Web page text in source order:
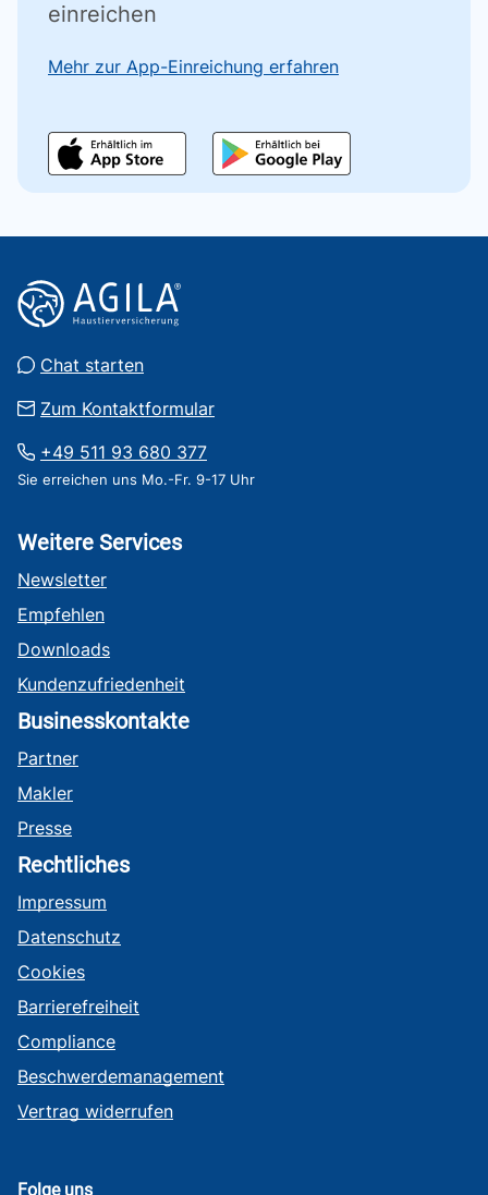
einreichen
Mehr zur App-Einreichung erfahren